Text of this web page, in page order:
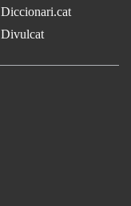
Diccionari.cat
Divulcat